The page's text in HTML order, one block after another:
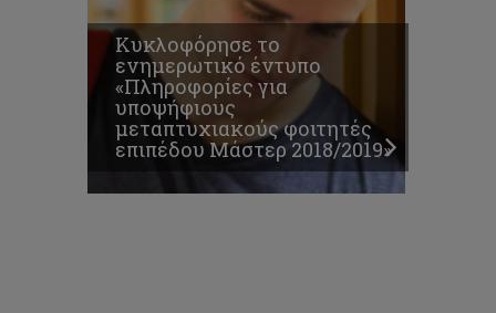
Κυκλοφόρησε το
ενημερωτικό έντυπο
«Πληροφορίες για
υποψήφιους
μεταπτυχιακούς φοιτητές
επιπέδου Μάστερ 2018/2019»